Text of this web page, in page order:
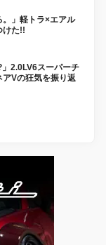
。」軽トラ×エアル
けた!!
」2.0LV6スーパーチ
Vの狂気を振り返